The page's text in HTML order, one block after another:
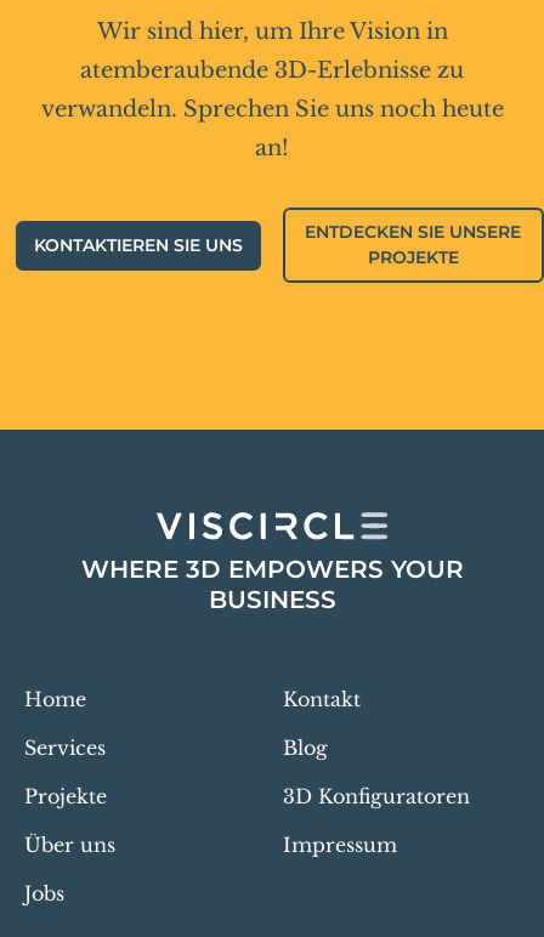
Wir sind hier, um Ihre Vision in
atemberaubende 3D-Erlebnisse zu
verwandeln. Sprechen Sie uns noch heute
an!
KONTAKTIEREN SIE UNS
ENTDECKEN SIE UNSERE
PROJEKTE
WHERE 3D EMPOWERS YOUR
BUSINESS
Home
Services
Projekte
Über uns
Jobs
Kontakt
Blog
3D Konfiguratoren
Impressum